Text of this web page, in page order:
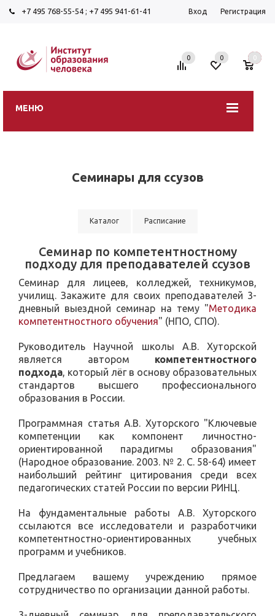
+7 495 768-55-54 ; +7 495 941-61-41 Вход Регистрация
МЕНЮ
0 0 0
Семинары для ссузов
Каталог Расписание
Семинар по компетентностному
подходу для преподавателей ссузов
Семинар для лицеев, колледжей, техникумов,
училищ. Закажите для своих преподавателей 3-
дневный выездной семинар на тему "Методика
компетентностного обучения" (НПО, СПО).
Руководитель Научной школы А.В. Хуторской
является автором компетентностного
подхода, который лёг в основу образовательных
стандартов высшего профессионального
образования в России.
Программная статья А.В. Хуторского "Ключевые
компетенции как компонент личностно-
ориентированной парадигмы образования"
(Народное образование. 2003. № 2. С. 58-64) имеет
наибольший рейтинг цитирования среди всех
педагогических статей России по версии РИНЦ.
На фундаментальные работы А.В. Хуторского
ссылаются все исследователи и разработчики
компетентностно-ориентированных учебных
программ и учебников.
Предлагаем вашему учреждению прямое
сотрудничество по организации данной работы.